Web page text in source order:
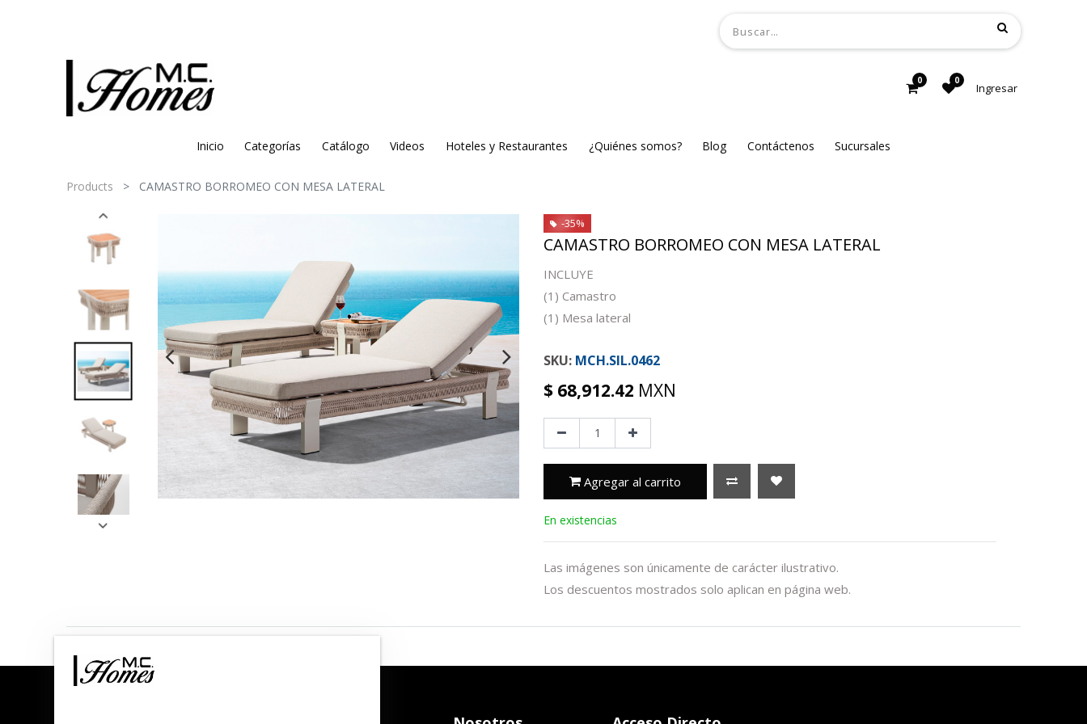
0 0
Ingresar
Inicio Categorías Catálogo Videos Hoteles y Restaurantes ¿Quiénes somos? Blog Contáctenos Sucursales
Products CAMASTRO BORROMEO CON MESA LATERAL
-35%
CAMASTRO BORROMEO CON MESA LATERAL
INCLUYE
(1) Camastro
(1) Mesa lateral
MCH.SIL.0462
$ 68,912.42 MXN
Agregar al carrito
En existencias
Las imágenes son únicamente de carácter ilustrativo.
Los descuentos mostrados solo aplican en página web.